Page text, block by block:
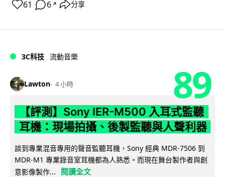
61 6 ↗ 分享
3C科技 流動音樂
Lawton 4 小時 89
【評測】Sony IER-M500 入耳式監聽
耳機：現場拍攝、後製監聽與人聲利器
談到專業混音專用的聲音監聽耳機，Sony 經典 MDR-7506 到
MDR-M1 專業錄音室耳機都為人熟悉。而現在舞台製作者與創
意影像製作...
閱讀全文